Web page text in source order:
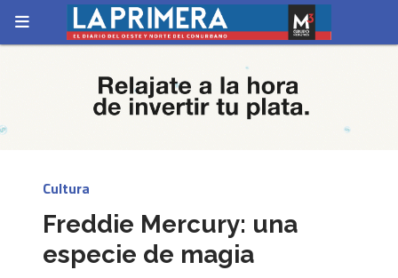
Freddie Mercury: una
especie de magia
Cultura